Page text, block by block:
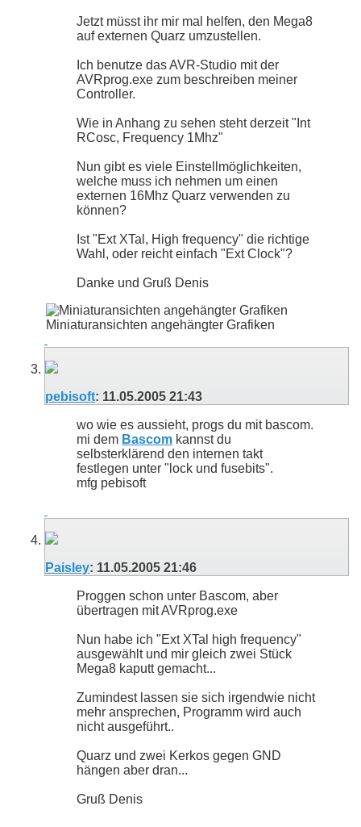
Jetzt müsst ihr mir mal helfen, den Mega8
auf externen Quarz umzustellen.
Ich benutze das AVR-Studio mit der
AVRprog.exe zum beschreiben meiner
Controller.
Wie in Anhang zu sehen steht derzeit "Int
RCosc, Frequency 1Mhz"
Nun gibt es viele Einstellmöglichkeiten,
welche muss ich nehmen um einen
externen 16Mhz Quarz verwenden zu
können?
Ist "Ext XTal, High frequency" die richtige
Wahl, oder reicht einfach "Ext Clock"?
Danke und Gruß Denis
Miniaturansichten angehängter Grafiken
pebisoft: 11.05.2005 21:43
wo wie es aussieht, progs du mit bascom.
mi dem Bascom kannst du
selbsterklärend den internen takt
festlegen unter "lock und fusebits".
mfg pebisoft
Paisley: 11.05.2005 21:46
Proggen schon unter Bascom, aber
übertragen mit AVRprog.exe
Nun habe ich "Ext XTal high frequency"
ausgewählt und mir gleich zwei Stück
Mega8 kaputt gemacht...
Zumindest lassen sie sich irgendwie nicht
mehr ansprechen, Programm wird auch
nicht ausgeführt..
Quarz und zwei Kerkos gegen GND
hängen aber dran...
Gruß Denis